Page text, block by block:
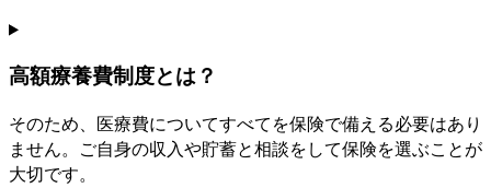
高額療養費制度とは？
そのため、医療費についてすべてを保険で備える必要はあり
ません。 ご自身の収入や貯蓄と相談をして保険を選ぶことが
大切です。